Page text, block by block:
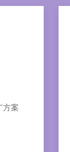
方案